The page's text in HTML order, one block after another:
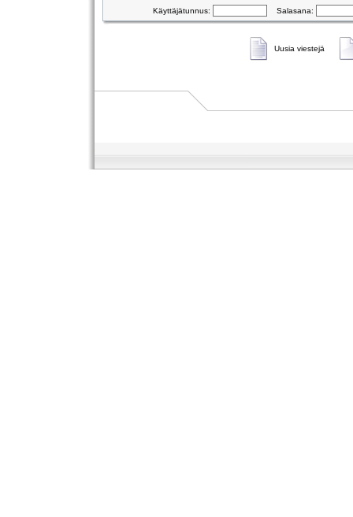
Käyttäjätunnus: Salasana:
Uusia viestejä